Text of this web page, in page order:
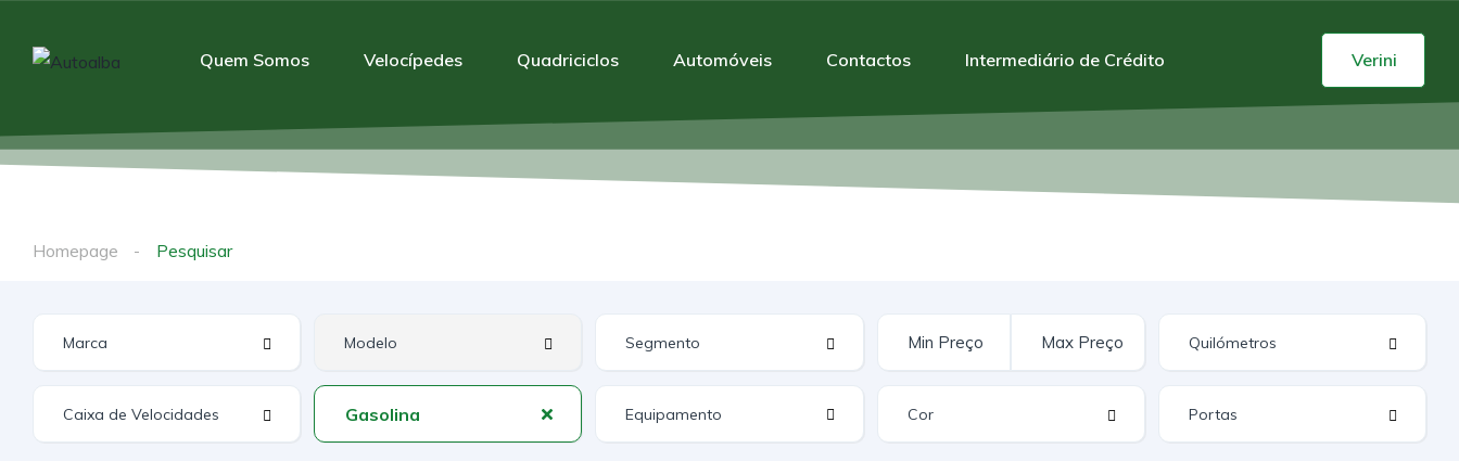
Quem Somos Velocípedes Quadriciclos Automóveis Contactos Intermediário de Crédito Verini
Homepage Pesquisar
Gasolina Equipamento